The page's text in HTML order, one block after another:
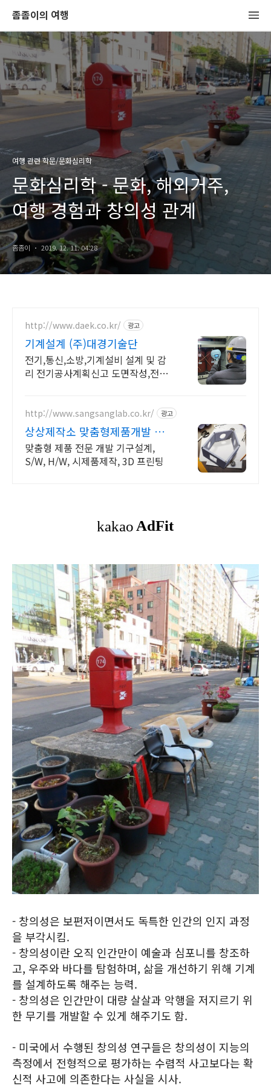
좀좀이의 여행
여행 관련 학문/문화심리학
문화심리학 - 문화, 해외거주,
여행 경험과 창의성 관계
좀좀이 2019. 12. 11. 04:28
http://www.daek.co.kr/ 광고
기계설계 (주)대경기술단
전기,통신,소방,기계설비 설계 및 감
리 전기공사계획신고 도면작성,전기
http://www.sangsanglab.co.kr/ 광고
상상제작소 맞춤형제품개발 시
제품 개발 제작 전문기업!
맞춤형 제품 전문 개발 기구설계,
S/W, H/W, 시제품제작, 3D 프린팅
- 창의성은 보편저이면서도 독특한 인간의 인지 과정
을 부각시킴.
- 창의성이란 오직 인간만이 예술과 심포니를 창조하
고, 우주와 바다를 탐험하며, 삶을 개선하기 위해 기계
를 설계하도록 해주는 능력.
- 창의성은 인간만이 대량 살살과 악행을 저지르기 위
한 무기를 개발할 수 있게 해주기도 함.
- 미국에서 수행된 창의성 연구들은 창의성이 지능의
측정에서 전형적으로 평가하는 수렴적 사고보다는 확
신적 사고에 의존한다는 사실을 시사.